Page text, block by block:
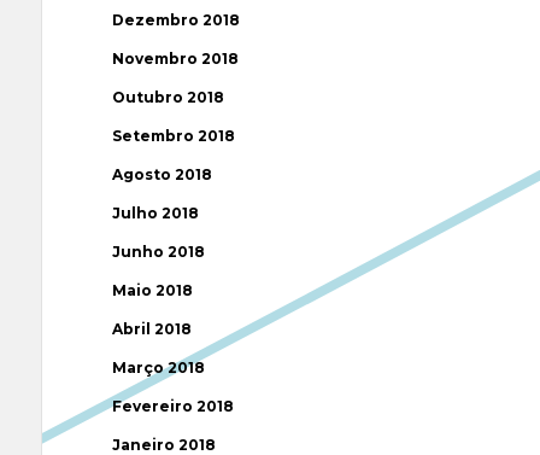
Dezembro 2018
Novembro 2018
Outubro 2018
Setembro 2018
Agosto 2018
Julho 2018
Junho 2018
Maio 2018
Abril 2018
Março 2018
Fevereiro 2018
Janeiro 2018